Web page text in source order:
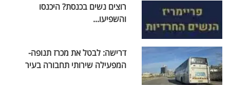
רוצים נשים בכנסת? היכנסו
והשפיעו...
דרישה: לבטל את מכרז תנופה-
המפעילה שירותי תחבורה בעיר